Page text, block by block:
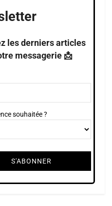
les derniers articles
messagerie 📩
souhaitée ?